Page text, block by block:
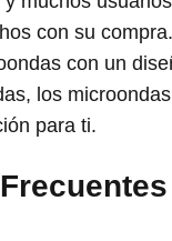
con su
con un
los
para ti.